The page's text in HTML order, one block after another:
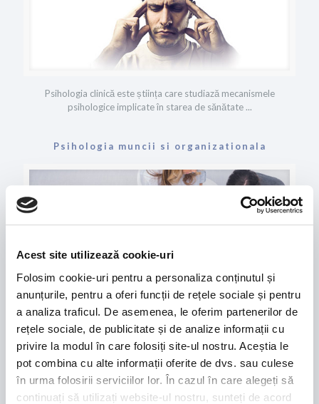
Acest site utilizează cookie-uri
Folosim cookie-uri pentru a personaliza conținutul și
anunțurile, pentru a oferi funcții de rețele sociale și pentru
a analiza traficul. De asemenea, le oferim partenerilor de
rețele sociale, de publicitate și de analize informații cu
privire la modul în care folosiți site-ul nostru. Aceștia le
pot combina cu alte informații oferite de dvs. sau culese
în urma folosirii serviciilor lor. În cazul în care alegeți să
continuați să utilizați website-ul nostru, sunteți de acord
Psihologia clinică este știința care studiază mecanismele
psihologice implicate în starea de sănătate ...
Psihologia muncii si organizationala
Legislaţia actuală impune ca angajarea să se facă, numai după ce,
s-a efectuat un control medical ...